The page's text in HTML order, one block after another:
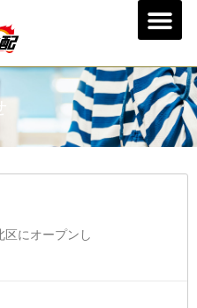
にオープンし